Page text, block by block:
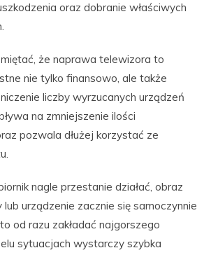
oraz dobranie właściwych
że naprawa telewizora to
nie tylko finansowo, ale także
liczby wyrzucanych urządzeń
na zmniejszenie ilości
pozwala dłużej korzystać ze
nagle przestanie działać, obraz
urządzenie zacznie się samoczynnie
od razu zakładać najgorszego
sytuacjach wystarczy szybka